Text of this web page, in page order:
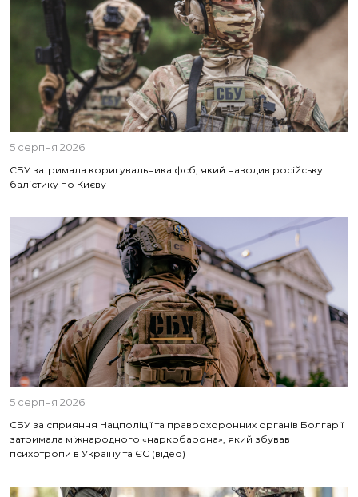
5 серпня 2026
СБУ затримала коригувальника фсб, який наводив російську
балістику по Києву
5 серпня 2026
СБУ за сприяння Нацполіції та правоохоронних органів Болгарії
затримала міжнародного «наркобарона», який збував
психотропи в Україну та ЄС (відео)